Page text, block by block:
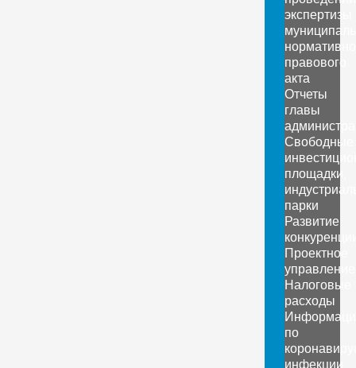
экспертизы
правового
акта
Отчеты
главы
Свободные
площадки,
парки
Развитие
Проектное
управление
Налоговые
расходы
по
инфекции